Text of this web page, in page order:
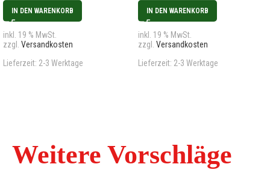
IN DEN WARENKORB
inkl. 19 % MwSt.
zzgl. Versandkosten
Lieferzeit: 2-3 Werktage
IN DEN WARENKORB
inkl. 19 % MwSt.
zzgl. Versandkosten
Lieferzeit: 2-3 Werktage
Weitere Vorschläge